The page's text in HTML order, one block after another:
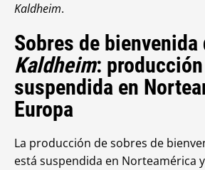
Kaldheim.
Sobres de bienvenida
Kaldheim: producción
suspendida en
Europa
La producción de sobres de
está suspendida en Norteamérica